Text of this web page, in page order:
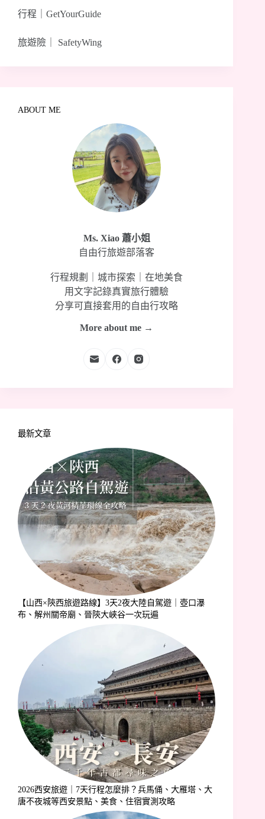
行程｜ GetYourGuide
旅遊險｜ SafetyWing
ABOUT ME
Ms. Xiao 蕭小姐
自由行旅遊部落客
行程規劃｜城市探索｜在地美食
用文字記錄真實旅行體驗
分享可直接套用的自由行攻略
More about me →
最新文章
【山西×陝西旅遊路線】3天2夜大陸自駕遊｜壺口瀑
布、解州關帝廟、晉陝大峽谷一次玩遍
2026西安旅遊｜7天行程怎麼排？兵馬俑、大雁塔、大
唐不夜城等西安景點、美食、住宿實測攻略